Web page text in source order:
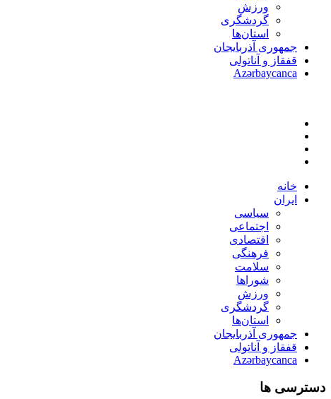
ورزش
گردشگری
استان‌ها
جمهوری آذربایجان
قفقاز و آناتولی
Azərbaycanca
خانه
ایران
سیاسی
اجتماعی
اقتصادی
فرهنگی
سلامت
شوراها
ورزش
گردشگری
استان‌ها
جمهوری آذربایجان
قفقاز و آناتولی
Azərbaycanca
دسترسی ها